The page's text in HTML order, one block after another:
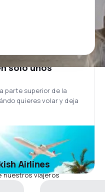
solo unos
parte superior de la
quieres volar y deja
Airlines
nuestros viajeros